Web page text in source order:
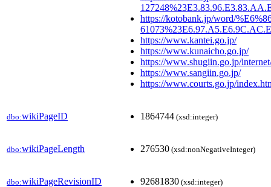
https://kotobank.jp/word/
https://www.kantei.go.jp/
https://www.kunaicho.go.jp/
https://www.shugiin.go.jp/
https://www.sangiin.go.jp/
https://www.courts.go.jp/
dbo:wikiPageID 1864744 (xsd:integer)
dbo:wikiPageLength 276530 (xsd:nonNegativeInteger)
dbo:wikiPageRevisionID 92681830 (xsd:integer)